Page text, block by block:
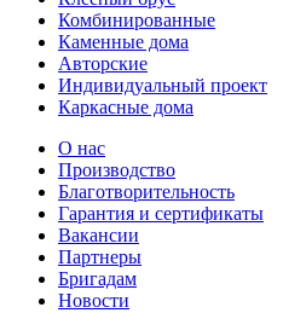
Комбинированные
Каменные дома
Авторские
Индивидуальный проект
Каркасные дома
О нас
Производство
Благотворительность
Гарантия и сертификаты
Вакансии
Партнеры
Бригадам
Новости